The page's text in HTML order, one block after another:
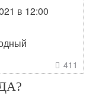
в 12:00
 411